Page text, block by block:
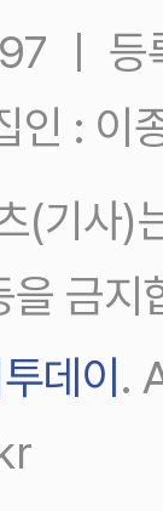
ㅣ
인 : 이
(기사)
금지
데이 .